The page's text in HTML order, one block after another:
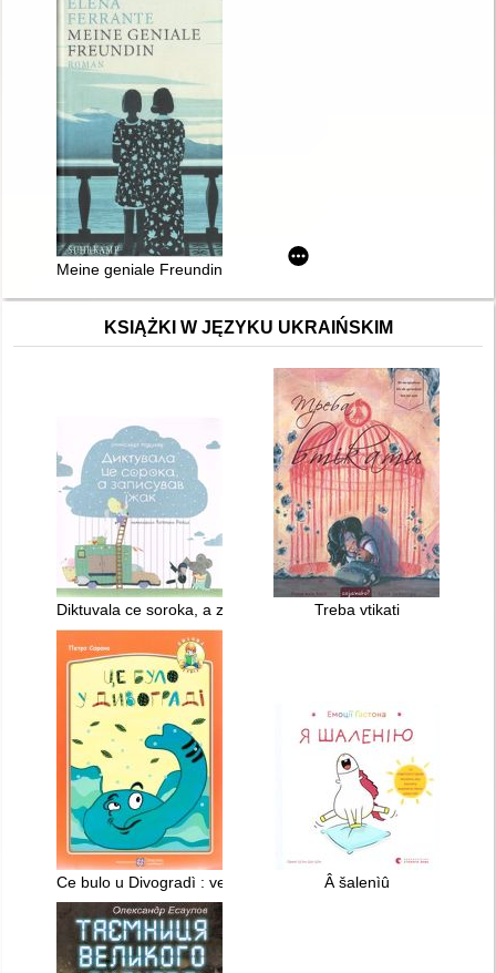
Meine geniale Freundin : Roman
KSIĄŻKI W JĘZYKU UKRAIŃSKIM
Diktuvala ce soroka, a zapisuvav ïžakTreba vtikati
Ce bulo u Divogradì : vesela ditâča kazočka
Â šalenìû